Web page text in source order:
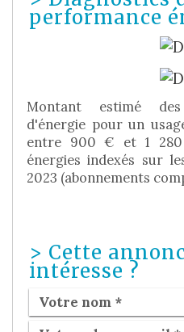
performance
Montant estimé des
d'énergie pour un
entre 900 € et 1
énergies indexés sur
2023 (abonnements
> Cette
intéresse ?